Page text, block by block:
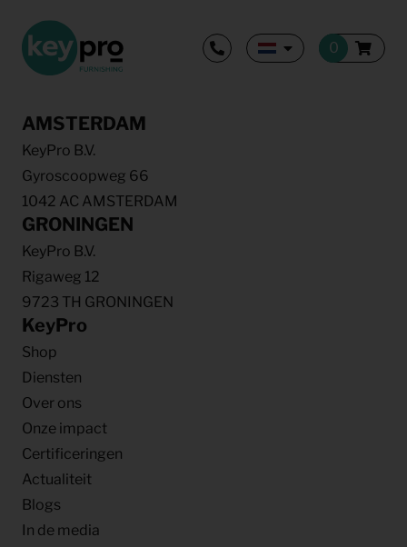
AMSTERDAM
KeyPro B.V.
Gyroscoopweg 66
1042 AC AMSTERDAM
GRONINGEN
KeyPro B.V.
Rigaweg 12
9723 TH GRONINGEN
KeyPro
Shop
Diensten
Over ons
Onze impact
Certificeringen
Actualiteit
Blogs
In de media